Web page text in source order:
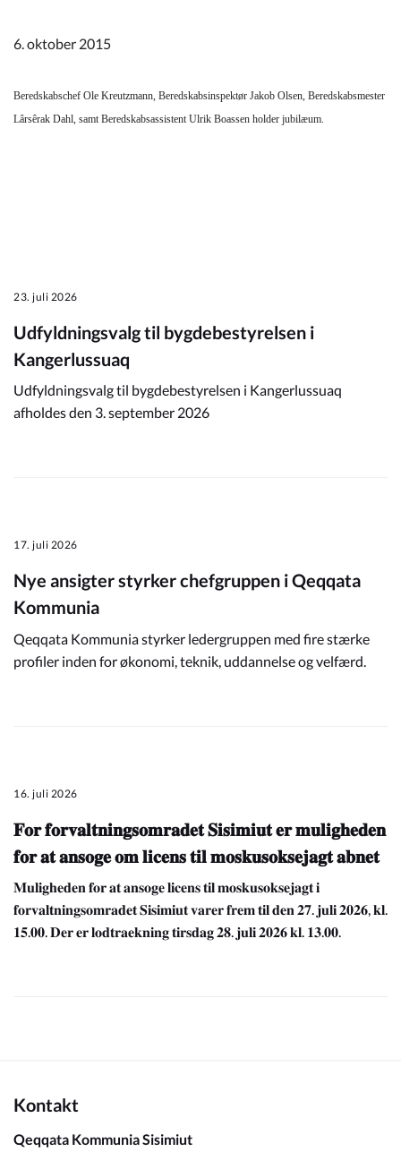
6. oktober 2015
Beredskabschef Ole Kreutzmann, Beredskabsinspektør Jakob Olsen, Beredskabsmester
Lârsêrak Dahl, samt Beredskabsassistent Ulrik Boassen holder jubilæum.
23. juli 2026
Udfyldningsvalg til bygdebestyrelsen i
Kangerlussuaq
Udfyldningsvalg til bygdebestyrelsen i Kangerlussuaq
afholdes den 3. september 2026
17. juli 2026
Nye ansigter styrker chefgruppen i Qeqqata
Kommunia
Qeqqata Kommunia styrker ledergruppen med fire stærke
profiler inden for økonomi, teknik, uddannelse og velfærd.
16. juli 2026
𝐅𝐨𝐫 𝐟𝐨𝐫𝐯𝐚𝐥𝐭𝐧𝐢𝐧𝐠𝐬𝐨𝐦𝐫𝐚𝐝𝐞𝐭 𝐒𝐢𝐬𝐢𝐦𝐢𝐮𝐭 𝐞𝐫 𝐦𝐮𝐥𝐢𝐠𝐡𝐞𝐝𝐞𝐧
𝐟𝐨𝐫 𝐚𝐭 𝐚𝐧𝐬𝐨𝐠𝐞 𝐨𝐦 𝐥𝐢𝐜𝐞𝐧𝐬 𝐭𝐢𝐥 𝐦𝐨𝐬𝐤𝐮𝐬𝐨𝐤𝐬𝐞𝐣𝐚𝐠𝐭 𝐚𝐛𝐧𝐞𝐭
𝐌𝐮𝐥𝐢𝐠𝐡𝐞𝐝𝐞𝐧 𝐟𝐨𝐫 𝐚𝐭 𝐚𝐧𝐬𝐨𝐠𝐞 𝐥𝐢𝐜𝐞𝐧𝐬 𝐭𝐢𝐥 𝐦𝐨𝐬𝐤𝐮𝐬𝐨𝐤𝐬𝐞𝐣𝐚𝐠𝐭 𝐢
𝐟𝐨𝐫𝐯𝐚𝐥𝐭𝐧𝐢𝐧𝐠𝐬𝐨𝐦𝐫𝐚𝐝𝐞𝐭 𝐒𝐢𝐬𝐢𝐦𝐢𝐮𝐭 𝐯𝐚𝐫𝐞𝐫 𝐟𝐫𝐞𝐦 𝐭𝐢𝐥 𝐝𝐞𝐧 𝟐𝟕. 𝐣𝐮𝐥𝐢 𝟐𝟎𝟐𝟔, 𝐤𝐥.
𝟏𝟓.𝟎𝟎. 𝐃𝐞𝐫 𝐞𝐫 𝐥𝐨𝐝𝐭𝐫𝐚𝐞𝐤𝐧𝐢𝐧𝐠 𝐭𝐢𝐫𝐬𝐝𝐚𝐠 𝟐𝟖. 𝐣𝐮𝐥𝐢 𝟐𝟎𝟐𝟔 𝐤𝐥. 𝟏𝟑.𝟎𝟎.
Kontakt
Qeqqata Kommunia Sisimiut